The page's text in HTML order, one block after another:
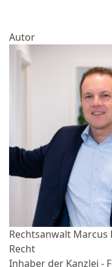
Autor
Rechtsanwalt Marcus
Recht
Inhaber der Kanzlei -